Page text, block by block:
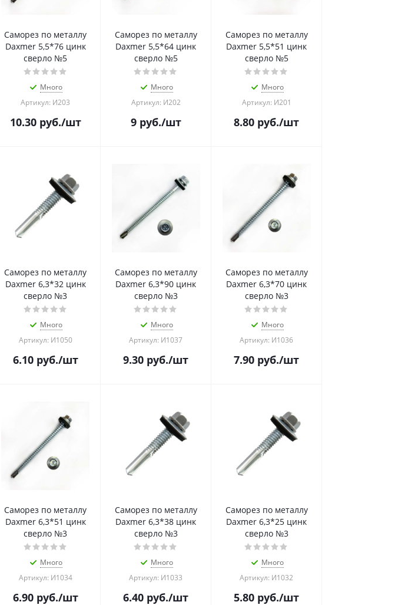
Саморез по металлу
Daxmer 5,5*76 цинк
сверло №5
Много
Артикул: И203
10.30руб./шт
Саморез по металлу
Daxmer 5,5*64 цинк
сверло №5
Много
Артикул: И202
9руб./шт
Саморез по металлу
Daxmer 5,5*51 цинк
сверло №5
Много
Артикул: И201
8.80 руб./шт
Саморез по металлу
Daxmer 6,3*32 цинк
сверло №3
Много
Артикул: И1050
6.10руб./шт
Саморез по металлу
Daxmer 6,3*90 цинк
сверло №3
Много
Артикул: И1037
9.30 руб./шт
Саморез по металлу
Daxmer 6,3*70 цинк
сверло №3
Много
Артикул: И1036
7.90 руб./шт
Саморез по металлу
Daxmer 6,3*51 цинк
сверло №3
Много
Артикул: И1034
6.90руб./шт
Саморез по металлу
Daxmer 6,3*38 цинк
сверло №3
Много
Артикул: И1033
6.40 руб./шт
Саморез по металлу
Daxmer 6,3*25 цинк
сверло №3
Много
Артикул: И1032
5.80 руб./шт